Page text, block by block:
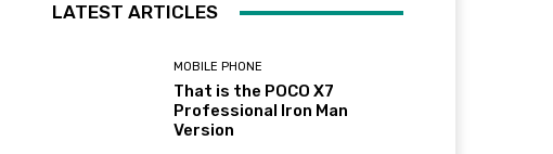
LATEST ARTICLES
MOBILE PHONE
That is the POCO X7
Professional Iron Man
Version